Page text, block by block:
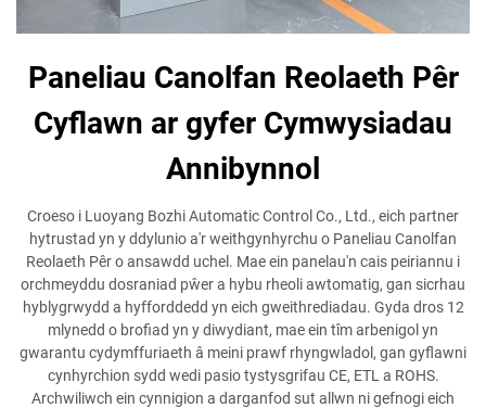
Paneliau Canolfan Reolaeth Pêr
Cyflawn ar gyfer Cymwysiadau
Annibynnol
Croeso i Luoyang Bozhi Automatic Control Co., Ltd., eich partner
hytrustad yn y ddylunio a'r weithgynhyrchu o Paneliau Canolfan
Reolaeth Pêr o ansawdd uchel. Mae ein panelau'n cais peiriannu i
orchmeyddu dosraniad pŵer a hybu rheoli awtomatig, gan sicrhau
hyblygrwydd a hyfforddedd yn eich gweithrediadau. Gyda dros 12
mlynedd o brofiad yn y diwydiant, mae ein tîm arbenigol yn
gwarantu cydymffuriaeth â meini prawf rhyngwladol, gan gyflawni
cynhyrchion sydd wedi pasio tystysgrifau CE, ETL a ROHS.
Archwiliwch ein cynnigion a darganfod sut allwn ni gefnogi eich